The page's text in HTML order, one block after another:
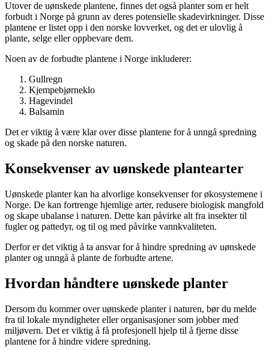
Utover de uønskede plantene, finnes det også planter som er helt
forbudt i Norge på grunn av deres potensielle skadevirkninger. Disse
plantene er listet opp i den norske lovverket, og det er ulovlig å
plante, selge eller oppbevare dem.
Noen av de forbudte plantene i Norge inkluderer:
Gullregn
Kjempebjørneklo
Hagevindel
Balsamin
Det er viktig å være klar over disse plantene for å unngå spredning
og skade på den norske naturen.
Konsekvenser av uønskede plantearter
Uønskede planter kan ha alvorlige konsekvenser for økosystemene i
Norge. De kan fortrenge hjemlige arter, redusere biologisk mangfold
og skape ubalanse i naturen. Dette kan påvirke alt fra insekter til
fugler og pattedyr, og til og med påvirke vannkvaliteten.
Derfor er det viktig å ta ansvar for å hindre spredning av uønskede
planter og unngå å plante de forbudte artene.
Hvordan håndtere uønskede planter
Dersom du kommer over uønskede planter i naturen, bør du melde
fra til lokale myndigheter eller organisasjoner som jobber med
miljøvern. Det er viktig å få profesjonell hjelp til å fjerne disse
plantene for å hindre videre spredning.